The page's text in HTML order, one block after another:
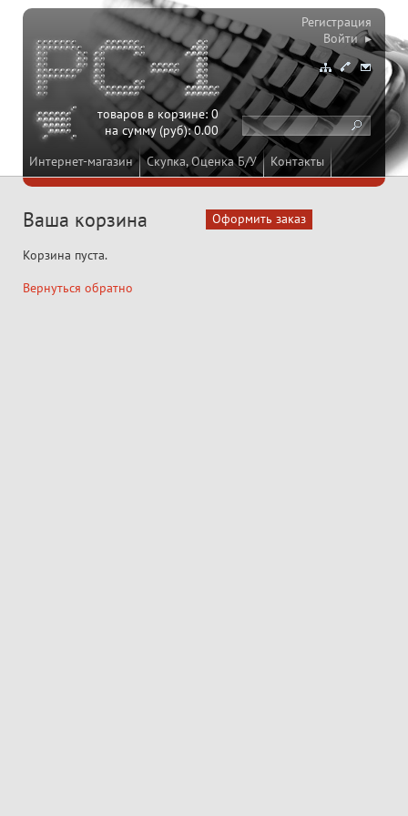
Интернет-магазин Скупка, Оценка Б/У Контакты
товаров в корзине:0
на сумму (руб):0.00
Регистрация
Войти ▸
Ваша корзина
Корзина пуста.
Вернуться обратно